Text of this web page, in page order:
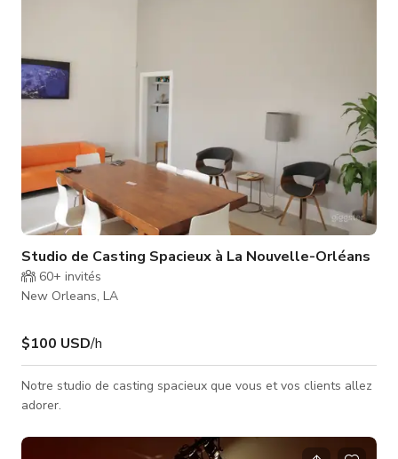
Studio de Casting Spacieux à La Nouvelle-Orléans
60+ invités
New Orleans, LA
$100 USD/h
Notre studio de casting spacieux que vous et vos clients allez
adorer.